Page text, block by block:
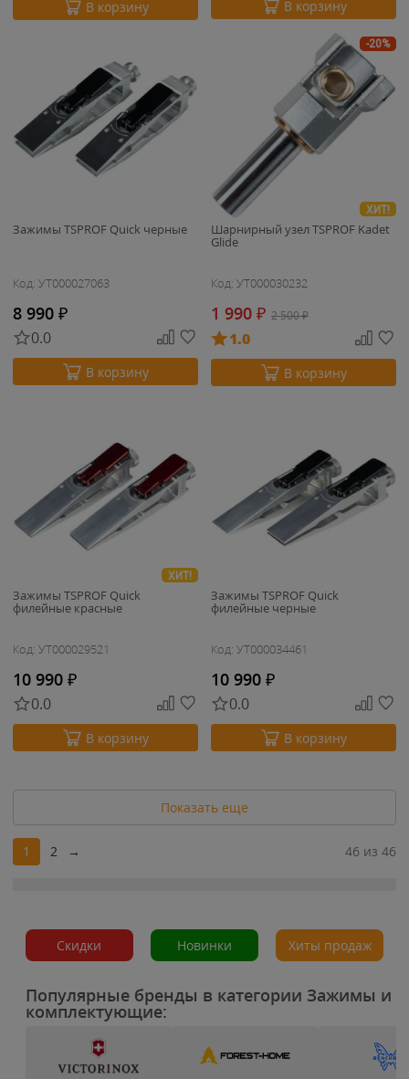
В корзину В корзину
Зажимы TSPROF Quick черные
Код: УТ000027063
8 990 ₽
0.0
В корзину
-20%
ХИТ!
Шарнирный узел TSPROF Kadet
Glide
Код: УТ000030232
1 990 ₽ 2 500₽
1.0
В корзину
ХИТ!
Зажимы TSPROF Quick
филейные красные
Код: УТ000029521
10 990 ₽
0.0
В корзину
Зажимы TSPROF Quick
филейные черные
Код: УТ000034461
10 990 ₽
0.0
В корзину
Показать еще
1 2 → 46 из 46
Скидки Новинки Хиты продаж
Популярные бренды в категории Зажимы и
комплектующие: